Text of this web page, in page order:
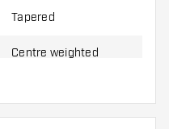
Tapered
Centre weighted